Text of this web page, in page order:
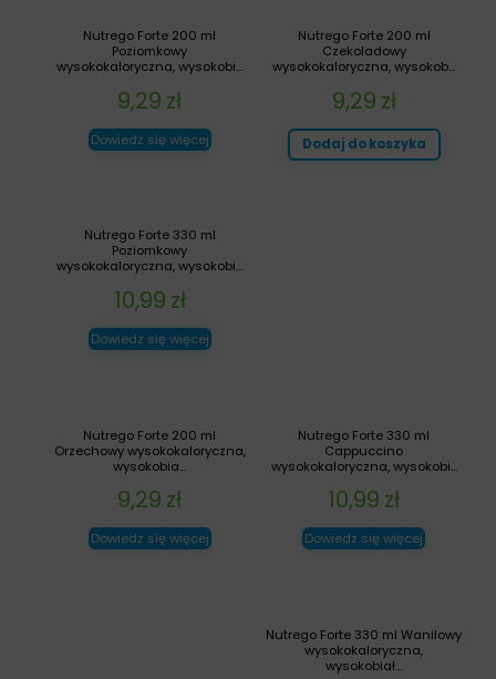
Nutrego Forte 200 ml
Czekoladowy
wysokokaloryczna, wysokob...
9,29 zł
Dodaj do koszyka
Nutrego Forte 200 ml
Poziomkowy
wysokokaloryczna, wysokobi...
9,29 zł
Dowiedz się więcej
Nutrego Forte 330 ml
Poziomkowy
wysokokaloryczna, wysokobi...
10,99 zł
Dowiedz się więcej
Nutrego Forte 330 ml
Cappuccino
wysokokaloryczna, wysokobi...
10,99 zł
Dowiedz się więcej
Nutrego Forte 200 ml
Orzechowy wysokokaloryczna,
wysokobia...
9,29 zł
Dowiedz się więcej
Nutrego Forte 330 ml Wanilowy
wysokokaloryczna,
wysokobiał...